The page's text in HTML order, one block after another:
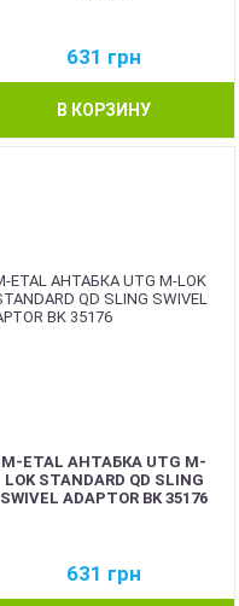
631 грн
В КОРЗИНУ
M-ETAL АНТАБКА UTG M-
LOK STANDARD QD SLING
SWIVEL ADAPTOR BK 35176
631 грн